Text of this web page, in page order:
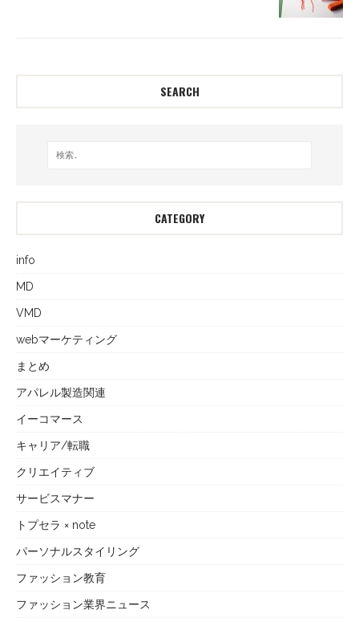
SEARCH
CATEGORY
info
MD
VMD
webマーケティング
まとめ
アパレル製造関連
イーコマース
キャリア/転職
クリエイティブ
サービスマナー
トプセラ × note
パーソナルスタイリング
ファッション教育
ファッション業界ニュース